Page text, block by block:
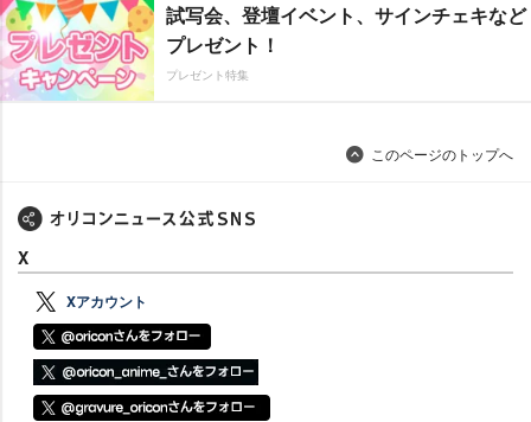
試写会、登壇イベント、サインチェキなど
プレゼント！
プレゼント特集
このページのトップへ
X
Xアカウント